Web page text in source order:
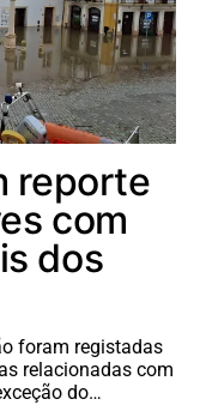
reporte
com
dos
foram registadas
relacionadas com
do…